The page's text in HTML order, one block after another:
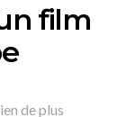
film
de plus